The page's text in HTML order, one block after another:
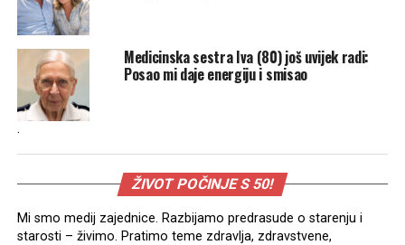
Medicinska sestra Iva (80) još uvijek radi:
Posao mi daje energiju i smisao
.
ŽIVOT POČINJE S 50!
Mi smo medij zajednice. Razbijamo predrasude o starenju i
starosti – živimo. Pratimo teme zdravlja, zdravstvene,